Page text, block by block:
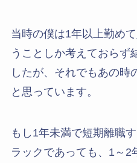
当時の僕は1年以上勤め
うことしか考えておらず
したが、それでもあの時
と思っています。
もし1年未満で短期離職
ラックであっても、1～2